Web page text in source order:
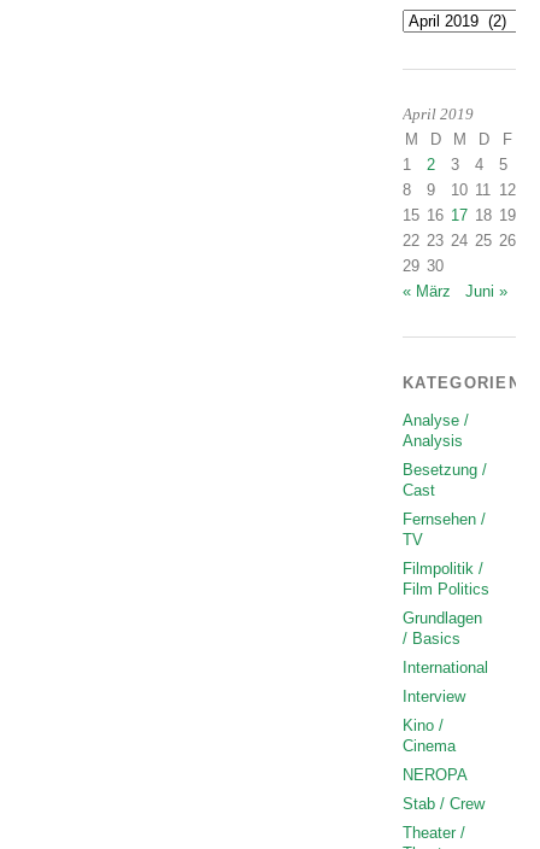
Archiv
April 2019
M D M D F
1
2 3 4 5
8
9 10 11 12
15 16 17 18 19
22 23 24 25 26
29 30
« März
Juni »
KATEGORIEN
Analyse /
Analysis
Besetzung /
Cast
Fernsehen /
TV
Filmpolitik /
Film Politics
Grundlagen
/ Basics
International
Interview
Kino /
Cinema
NEROPA
Stab / Crew
Theater /